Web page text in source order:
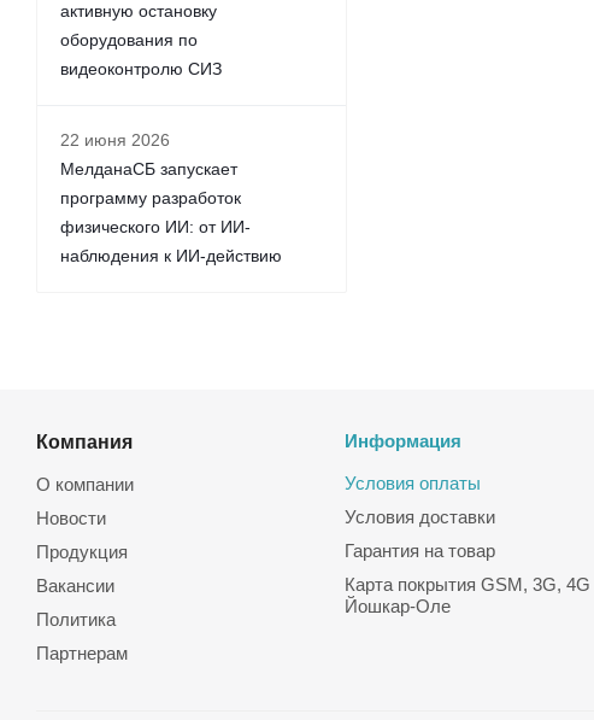
активную остановку
оборудования по
видеоконтролю СИЗ
22 июня 2026
МелданаСБ запускает
программу разработок
физического ИИ: от ИИ-
наблюдения к ИИ-действию
Компания
О компании
Новости
Продукция
Вакансии
Политика
Партнерам
Информация
Условия оплаты
Условия доставки
Гарантия на товар
Карта покрытия GSM, 3G, 4G
Йошкар-Оле